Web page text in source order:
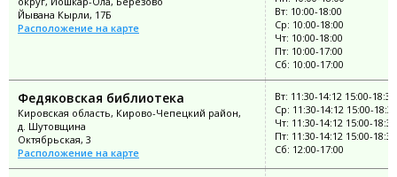
Йывана Кырли, 17Б
Расположение на карте
Вт: 10:00-18:00
Ср: 10:00-18:00
Чт: 10:00-18:00
Пт: 10:00-17:00
Сб: 10:00-17:00
Федяковская библиотека
Кировская область, Кирово-Чепецкий район,
д. Шутовщина
Октябрьская, 3
Расположение на карте
Вт: 11:30-14:12 15:00-18:30
Ср: 11:30-14:12 15:00-18:30
Чт: 11:30-14:12 15:00-18:30
Пт: 11:30-14:12 15:00-18:30
Сб: 12:00-17:00